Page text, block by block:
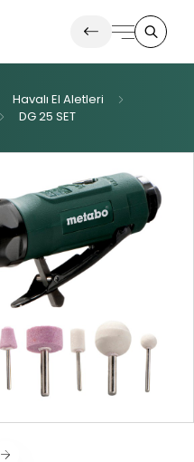
Havalı El Aletleri
DG25 SET